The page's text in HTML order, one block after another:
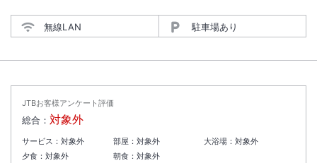
無線LAN 駐車場あり
JTBお客様アンケート評価
総合： 対象外
サービス： 対象外 部屋： 対象外 大浴場：対象外
夕食： 対象外 朝食： 対象外